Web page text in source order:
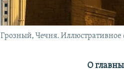
Грозный, Чечня. Иллюстративное
О